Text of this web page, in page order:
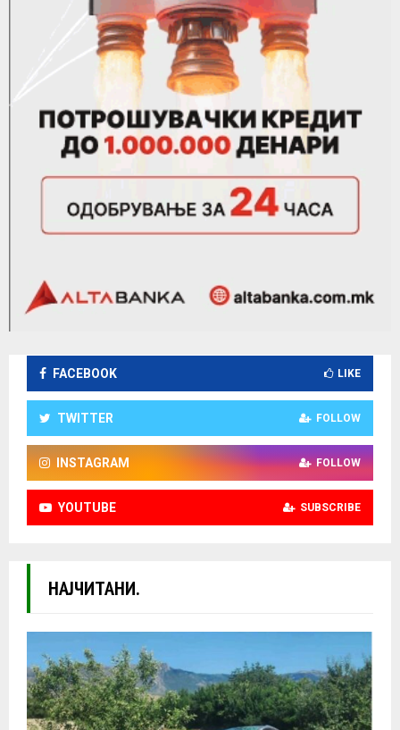
FACEBOOK LIKE
TWITTER FOLLOW
INSTAGRAM FOLLOW
YOUTUBE SUBSCRIBE
НАЈЧИТАНИ.